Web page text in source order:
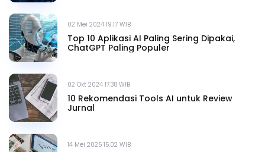
02 Mei 2024 19.17 WIB
Top 10 Aplikasi AI Paling Sering Dipakai,
ChatGPT Paling Populer
02 Okt 2024 17.38 WIB
10 Rekomendasi Tools AI untuk Review
Jurnal
14 Mei 2025 15.02 WIB